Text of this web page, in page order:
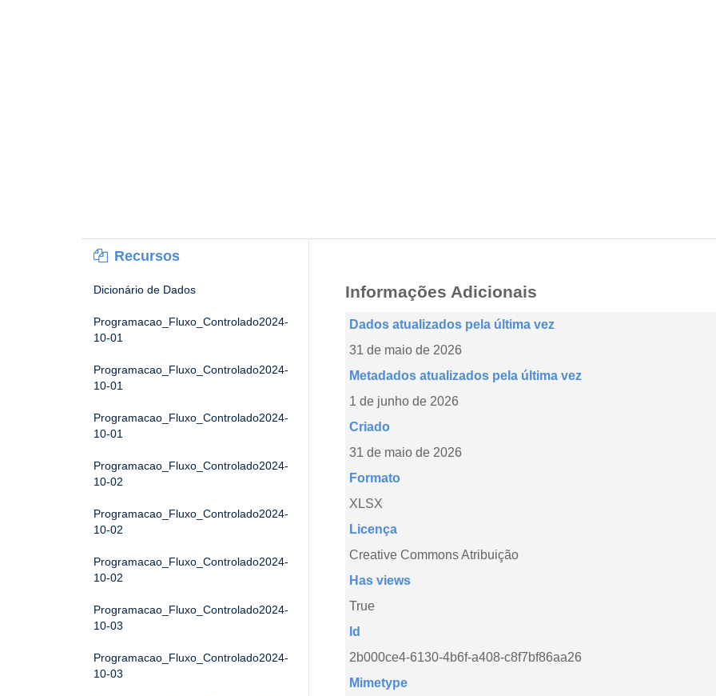
Recursos
Dicionário de Dados
Programacao_Fluxo_Controlado2024-
10-01
Programacao_Fluxo_Controlado2024-
10-01
Programacao_Fluxo_Controlado2024-
10-01
Programacao_Fluxo_Controlado2024-
10-02
Programacao_Fluxo_Controlado2024-
10-02
Programacao_Fluxo_Controlado2024-
10-02
Programacao_Fluxo_Controlado2024-
10-03
Programacao_Fluxo_Controlado2024-
10-03
Informações Adicionais
Dados atualizados pela última vez
31 de maio de 2026
Metadados atualizados pela última vez
1 de junho de 2026
Criado
31 de maio de 2026
Formato
XLSX
Licença
Creative Commons Atribuição
Has views
True
Id
2b000ce4-6130-4b6f-a408-c8f7bf86aa26
Mimetype